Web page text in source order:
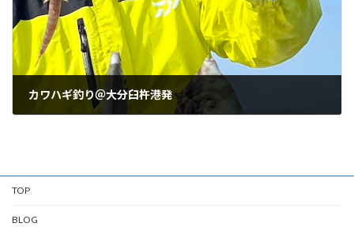
カワハギ釣り＠大分臼杵港発
TOP
BLOG